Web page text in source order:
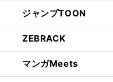
ジャンプTOON
ZEBRACK
マンガMeets